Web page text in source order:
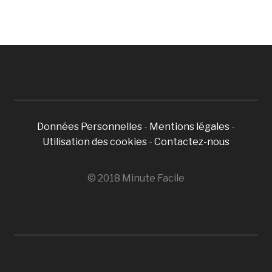
Données Personnelles - Mentions légales -
Utilisation des cookies - Contactez-nous
© 2018 Minute Facile